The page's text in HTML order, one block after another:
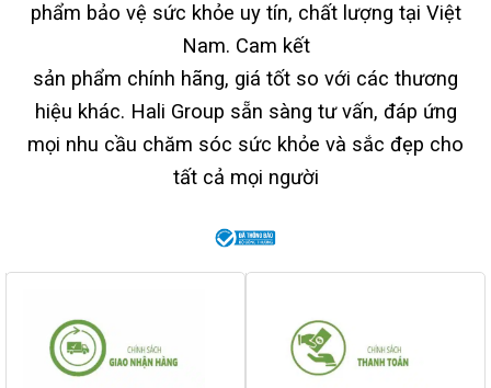
phẩm bảo vệ sức khỏe uy tín, chất lượng tại Việt
Nam. Cam kết
sản phẩm chính hãng, giá tốt so với các thương
hiệu khác. Hali Group sẵn sàng tư vấn, đáp ứng
mọi nhu cầu chăm sóc sức khỏe và sắc đẹp cho
tất cả mọi người